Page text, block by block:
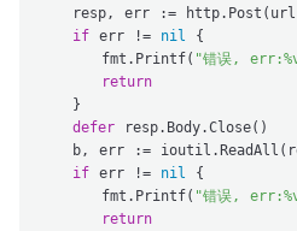
resp, err :=
if err != nil {
      fmt.Printf(
"错误,
return
   }
defer resp.Body.Close()
b, err :=
if err != nil {
      fmt.Printf(
"错误,
return